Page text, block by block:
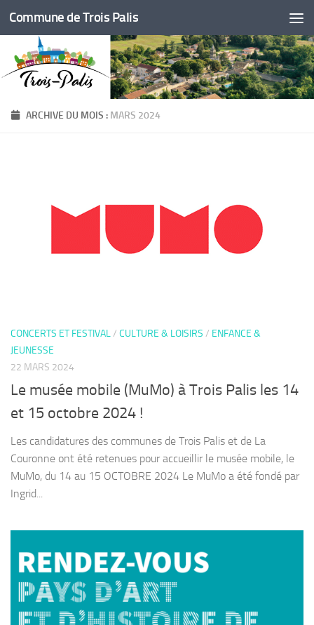
Skip to content
Commune de Trois Palis
ARCHIVE DU MOIS : MARS 2024
CONCERTS ET FESTIVAL/ CULTURE & LOISIRS / ENFANCE &
JEUNESSE
22 MARS 2024
Le musée mobile (MuMo) à Trois Palis les 14
et 15 octobre 2024 !
Les candidatures des communes de Trois Palis et de La
Couronne ont été retenues pour accueillir le musée mobile, le
MuMo, du 14 au 15 OCTOBRE 2024 Le MuMo a été fondé par
Ingrid...